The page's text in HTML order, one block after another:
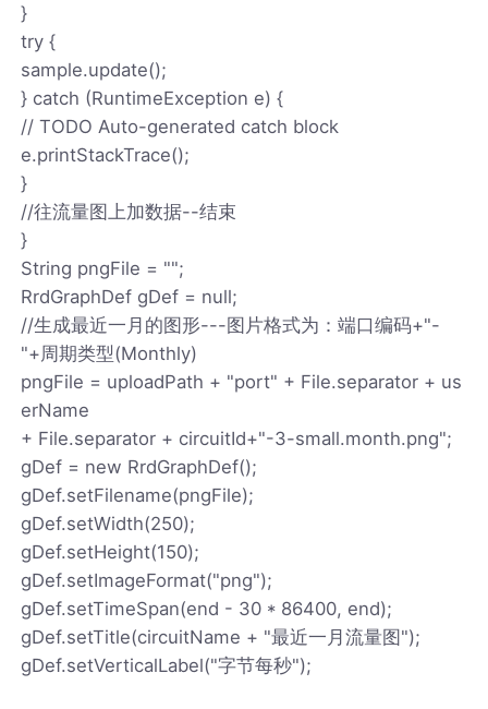
}
try {
sample.update();
} catch (RuntimeException e) {
// TODO Auto-generated catch block
e.printStackTrace();
}
//往流量图上加数据--结束
}
String pngFile = "";
RrdGraphDef gDef = null;
//生成最近一月的图形---图片格式为：端口编码+"-
"+周期类型(Monthly)
pngFile = uploadPath + "port" + File.separator + us
erName
+ File.separator + circuitId+"-3-small.month.png";
gDef = new RrdGraphDef();
gDef.setFilename(pngFile);
gDef.setWidth(250);
gDef.setHeight(150);
gDef.setImageFormat("png");
gDef.setTimeSpan(end - 30 * 86400, end);
gDef.setTitle(circuitName + "最近一月流量图");
gDef.setVerticalLabel("字节每秒");